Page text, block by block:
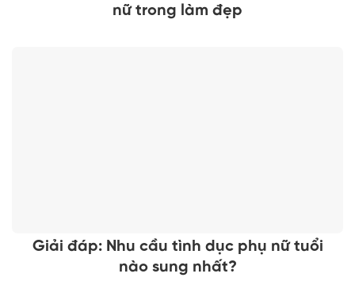
nữ trong làm đẹp
Giải đáp: Nhu cầu tình dục phụ nữ tuổi
nào sung nhất?